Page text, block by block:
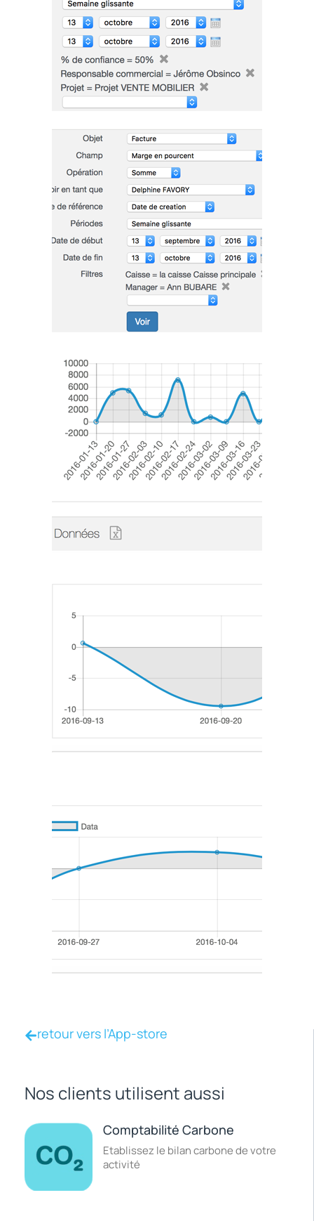
retour vers l’App-store
Nos clients utilisent aussi
Comptabilité Carbone
Etablissez le bilan carbone de votre
activité